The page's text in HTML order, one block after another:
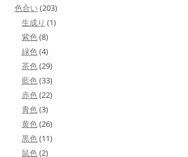
色合い(203)
生成り (1)
紫色(8)
緑色(4)
茶色(29)
藍色(33)
赤色(22)
青色(3)
黄色(26)
黒色(11)
鼠色(2)